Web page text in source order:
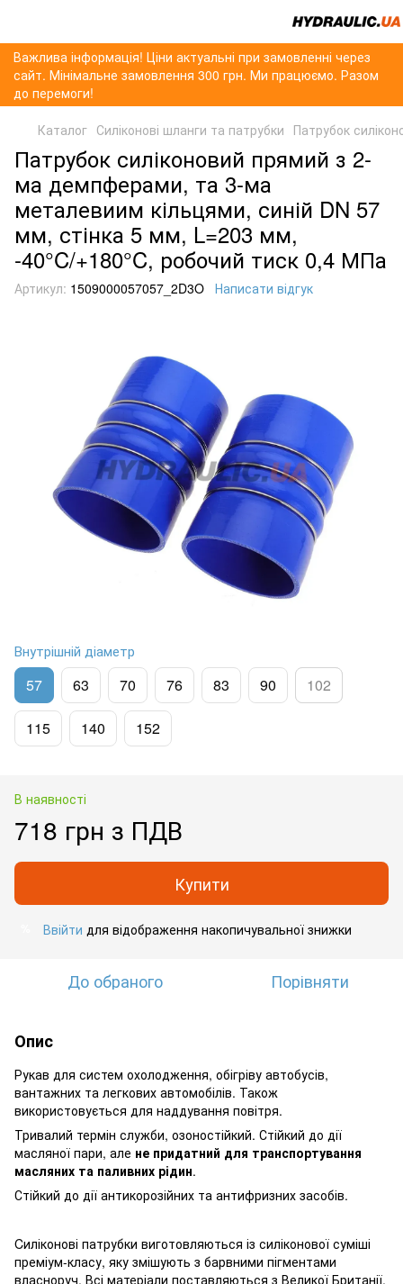
Важлива інформація! Ціни актуальні при замовленні через
сайт. Мінімальне замовлення 300 грн. Ми працюємо. Разом
до перемоги!
Каталог Силіконові шланги та патрубки Патрубок
Патрубок силіконовий прямий з 2-
ма демпферами, та 3-ма
металевиим кільцями, синій DN 57
мм, стінка 5 мм, L=203 мм,
-40°C/+180°C, робочий тиск 0,4 МПа
Артикул: 1509000057057_2D3O Написати відгук
Внутрішній діаметр
57 63 70 76 83 90 102
115 140 152
В наявності
718 грн з ПДВ
Купити
Ввійти для відображення накопичувальної знижки
До обраного Порівняти
Опис
Рукав для систем охолодження, обігріву автобусів,
вантажних та легкових автомобілів. Також
використовується для наддування повітря.
Тривалий термін служби, озоностійкий. Стійкий до дії
масляної пари, але не придатний для транспортування
масляних та паливних рідин.
Стійкий до дії антикорозійних та антифризних засобів.
Cиліконові патрубки виготовляються із силіконової суміші
преміум-класу, яку змішують з барвними пігментами
власноруч. Всі матеріали поставляються з Великої Британії,